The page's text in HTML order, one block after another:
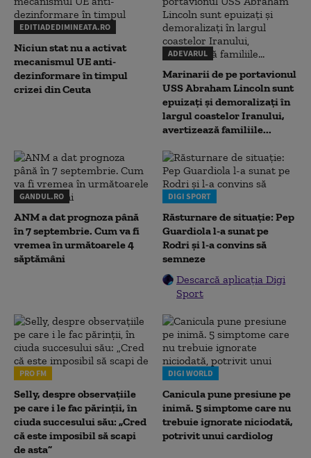
EDITIADEDIMINEATA.RO
Niciun stat nu a activat
mecanismul UE anti-
dezinformare în timpul
crizei din Ceuta
ADEVARUL
Marinarii de pe portavionul
USS Abraham Lincoln sunt
epuizați și demoralizați în
largul coastelor Iranului,
avertizează familiile...
GANDUL.RO
ANM a dat prognoza până
în 7 septembrie. Cum va fi
vremea în următoarele 4
săptămâni
DIGI SPORT
Răsturnare de situație: Pep
Guardiola l-a sunat pe
Rodri și l-a convins să
semneze
Descarcă aplicația Digi
Sport
PRO FM
Selly, despre observațiile
pe care i le fac părinții, în
ciuda succesului său: „Cred
că este imposibil să scapi
de asta”
DIGI WORLD
Canicula pune presiune pe
inimă. 5 simptome care nu
trebuie ignorate niciodată,
potrivit unui cardiolog